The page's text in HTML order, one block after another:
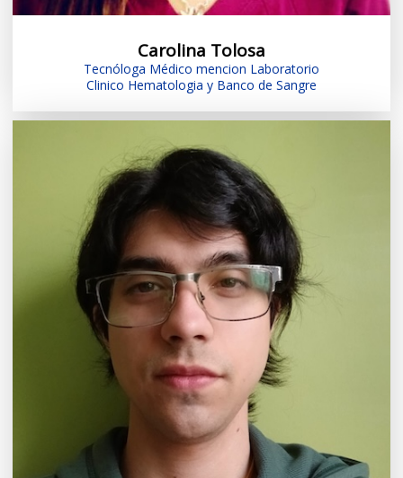
Carolina Tolosa
Tecnóloga Médico mencion Laboratorio
Clinico Hematologia y Banco de Sangre